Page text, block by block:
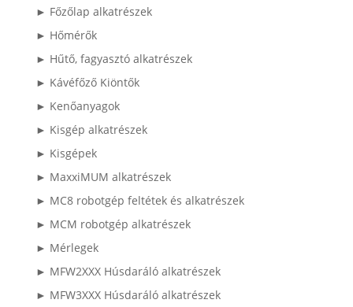
► Főzőlap alkatrészek
► Hőmérők
► Hűtő, fagyasztó alkatrészek
► Kávéfőző Kiöntők
► Kenőanyagok
► Kisgép alkatrészek
► Kisgépek
► MaxxiMUM alkatrészek
► MC8 robotgép feltétek és alkatrészek
► MCM robotgép alkatrészek
► Mérlegek
► MFW2XXX Húsdaráló alkatrészek
► MFW3XXX Húsdaráló alkatrészek